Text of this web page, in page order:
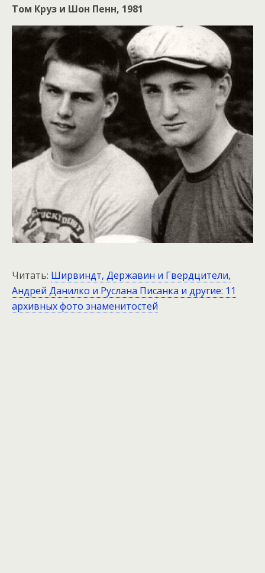
Том Круз и Шон Пенн, 1981
Читать: Ширвиндт, Державин и Гвердцители,
Андрей Данилко и Руслана Писанка и другие: 11
архивных фото знаменитостей